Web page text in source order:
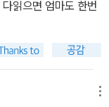
읽으면 엄마도 한번